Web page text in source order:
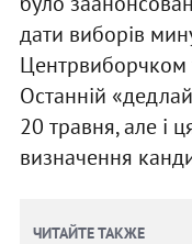
дати виборів
Центрвиборчком
Останній
20 травня, але і
визначення
ЧИТАЙТЕ ТАКЖЕ